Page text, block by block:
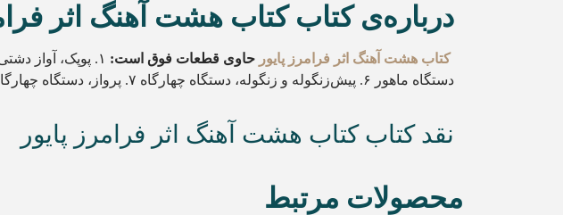
درباره‌یکتاب کتاب هشت آهنگ اثر
کتاب هشت آهنگ اثر فرامرز پایور حاوی قطعات فوق است:
دستگاه ماهور ۶. پیش‌زنگوله و زنگوله، دستگاه چهارگاه ۷. پرواز، دستگاه چهارگاه ۸. فریبا، آواز دشتی
نقد کتاب کتاب هشت آهنگ اثر فرامرز پایور
محصولات مرتبط